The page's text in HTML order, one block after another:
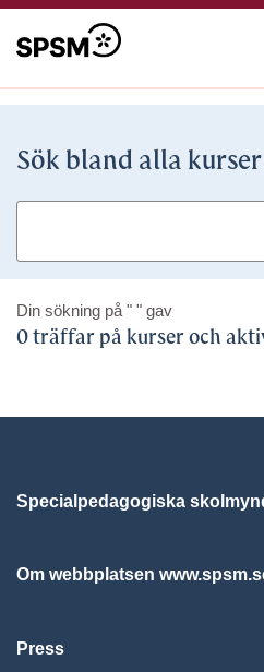
Sök bland alla
Din sökning på " " gav
0 träffar på kurser och
Specialpedagogiska
Om webbplatsen
Press